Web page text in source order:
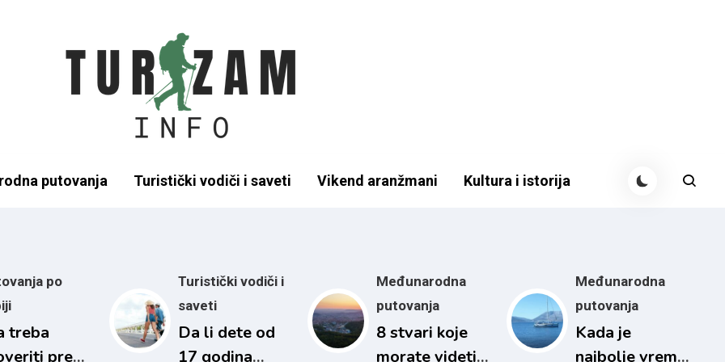
putovanja Turistički vodiči i saveti Vikend aranžmani Kultura i istorija
po
treba
pre
Turistički vodiči i
saveti
Da li dete od
17 godina
Međunarodna
putovanja
8 stvari koje
morate videti u
Međunarodna
putovanja
Kada je
najbolje vreme